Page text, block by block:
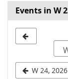
Events in W
W 24, 2026